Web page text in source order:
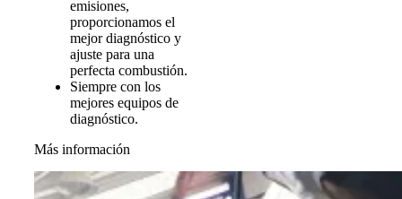
emisiones,
proporcionamos el
mejor diagnóstico y
ajuste para una
perfecta combustión.
Siempre con los
mejores equipos de
diagnóstico.
Más información